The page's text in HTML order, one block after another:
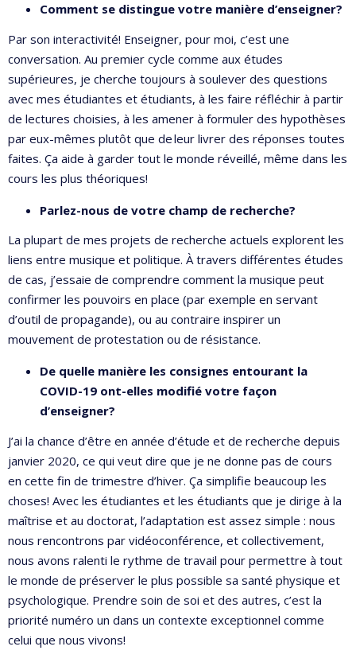
Comment se distingue votre manière d’enseigner?
Par son interactivité! Enseigner, pour moi, c’est une
conversation. Au premier cycle comme aux études
supérieures, je cherche toujours à soulever des questions
avec mes étudiantes et étudiants, à les faire réfléchir à partir
de lectures choisies, à les amener à formuler des hypothèses
par eux-mêmes plutôt que de leur livrer des réponses toutes
faites. Ça aide à garder tout le monde réveillé, même dans les
cours les plus théoriques!
Parlez-nous de votre champ de recherche?
La plupart de mes projets de recherche actuels explorent les
liens entre musique et politique. À travers différentes études
de cas, j’essaie de comprendre comment la musique peut
confirmer les pouvoirs en place (par exemple en servant
d’outil de propagande), ou au contraire inspirer un
mouvement de protestation ou de résistance.
De quelle manière les consignes entourant la
COVID-19 ont-elles modifié votre façon
d’enseigner?
J’ai la chance d’être en année d’étude et de recherche depuis
janvier 2020, ce qui veut dire que je ne donne pas de cours
en cette fin de trimestre d’hiver. Ça simplifie beaucoup les
choses! Avec les étudiantes et les étudiants que je dirige à la
maîtrise et au doctorat, l’adaptation est assez simple : nous
nous rencontrons par vidéoconférence, et collectivement,
nous avons ralenti le rythme de travail pour permettre à tout
le monde de préserver le plus possible sa santé physique et
psychologique. Prendre soin de soi et des autres, c’est la
priorité numéro un dans un contexte exceptionnel comme
celui que nous vivons!